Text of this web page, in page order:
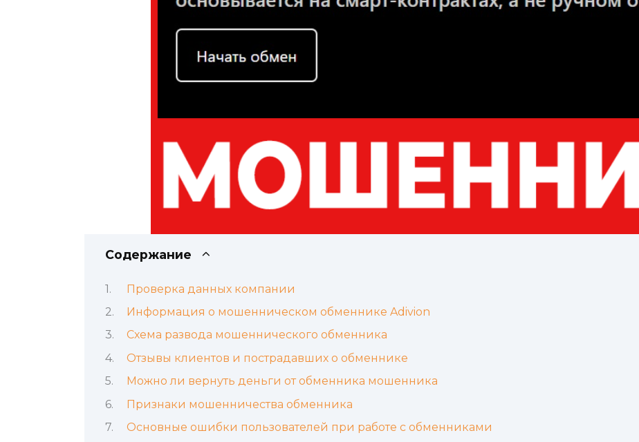
Содержание
Проверка данных компании
Информация о мошенническом обменнике Adivion
Схема развода мошеннического обменника
Отзывы клиентов и пострадавших о обменнике
Можно ли вернуть деньги от обменника мошенника
Признаки мошенничества обменника
Основные ошибки пользователей при работе с обменниками